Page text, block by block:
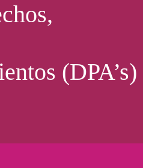
(DPA’s)